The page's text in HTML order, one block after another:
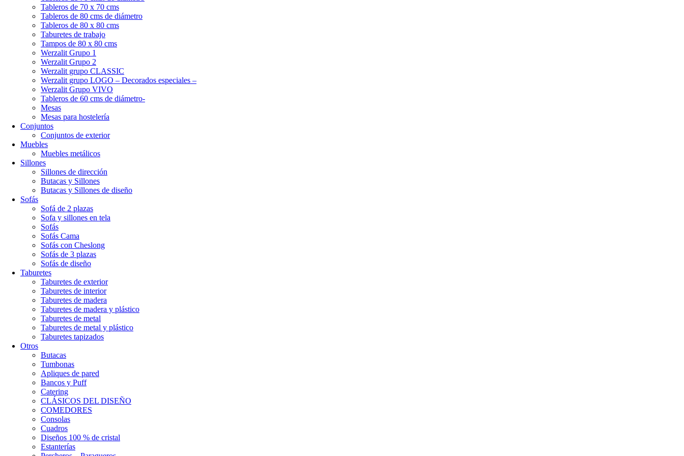
Tableros de 70 x 70 cms
Tableros de 80 cms de diámetro
Tableros de 80 x 80 cms
Taburetes de trabajo
Tampos de 80 x 80 cms
Werzalit Grupo 1
Werzalit Grupo 2
Werzalit grupo CLASSIC
Werzalit grupo LOGO – Decorados especiales –
Werzalit Grupo VIVO
Tableros de 60 cms de diámetro-
Mesas
Mesas para hostelería
Conjuntos
Conjuntos de exterior
Muebles
Muebles metálicos
Sillones
Sillones de dirección
Butacas y Sillones
Butacas y Sillones de diseño
Sofás
Sofá de 2 plazas
Sofa y sillones en tela
Sofás
Sofás Cama
Sofás con Cheslong
Sofás de 3 plazas
Sofás de diseño
Taburetes
Taburetes de exterior
Taburetes de interior
Taburetes de madera
Taburetes de madera y plástico
Taburetes de metal
Taburetes de metal y plástico
Taburetes tapizados
Otros
Butacas
Tumbonas
Apliques de pared
Bancos y Puff
Catering
CLÁSICOS DEL DISEÑO
COMEDORES
Consolas
Cuadros
Diseños 100 % de cristal
Estanterías